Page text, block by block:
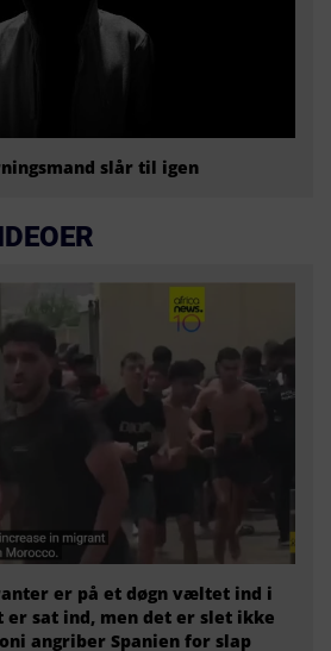
slår til igen
er på et døgn væltet ind i
sat ind, men det er slet ikke
angriber Spanien for slap